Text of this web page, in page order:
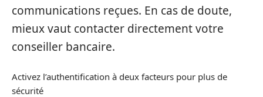
communications reçues. En cas de doute,
mieux vaut contacter directement votre
conseiller bancaire.
Activez l’authentification à deux facteurs pour plus de
sécurité